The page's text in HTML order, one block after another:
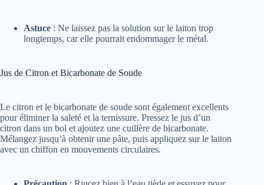
Astuce : Ne laissez pas la solution sur le laiton trop
longtemps, car elle pourrait endommager le métal.
Jus de Citron et Bicarbonate de Soude
Le citron et le bicarbonate de soude sont également excellents
pour éliminer la saleté et la ternissure. Pressez le jus d’un
citron dans un bol et ajoutez une cuillère de bicarbonate.
Mélangez jusqu’à obtenir une pâte, puis appliquez sur le laiton
avec un chiffon en mouvements circulaires.